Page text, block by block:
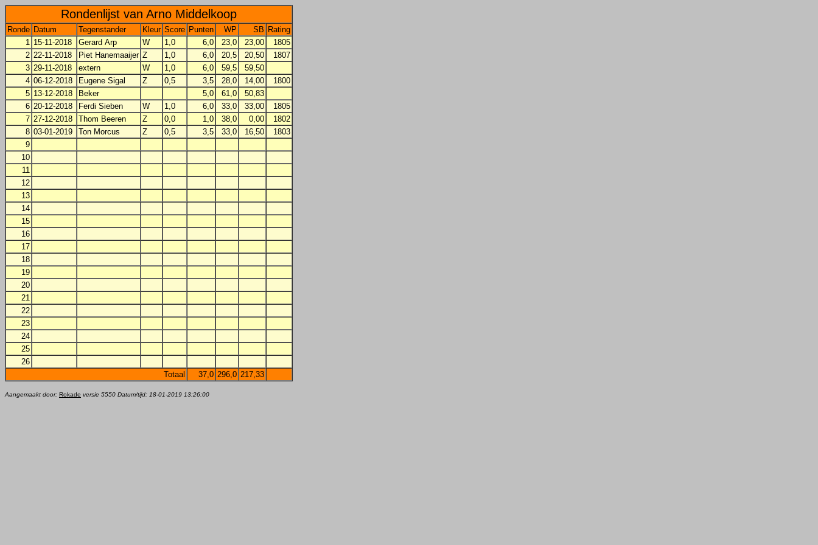
Rondenlijst van Arno Middelkoop
Ronde Datum Tegenstander Kleur Score Punten WP SB Rating
1 15-11-2018 Gerard Arp W 1,0 6,0 23,0 23,00
1805
2 22-11-2018 Piet Hanemaaijer Z 1,0 6,0 20,5 20,50
1807
3 29-11-2018 extern W 1,0 6,0 59,5
59,50
4 06-12-2018 Eugene Sigal Z 0,5 3,5 28,0 14,00
1800
5 13-12-2018 Beker 5,0 61,0
50,83
6 20-12-2018 Ferdi Sieben W 1,0 6,0 33,0 33,00
1805
7 27-12-2018 Thom Beeren Z 0,0 1,0 38,0 0,00
1802
8 03-01-2019 Ton Morcus Z 0,5 3,5 33,0 16,50
1803
9
10
11
12
13
14
15
16
17
18
19
20
21
22
23
24
25
26
Totaal
37,0 296,0 217,33
Aangemaakt door: Rokade versie 5550 Datum/tijd: 18-01-2019 13:26:00